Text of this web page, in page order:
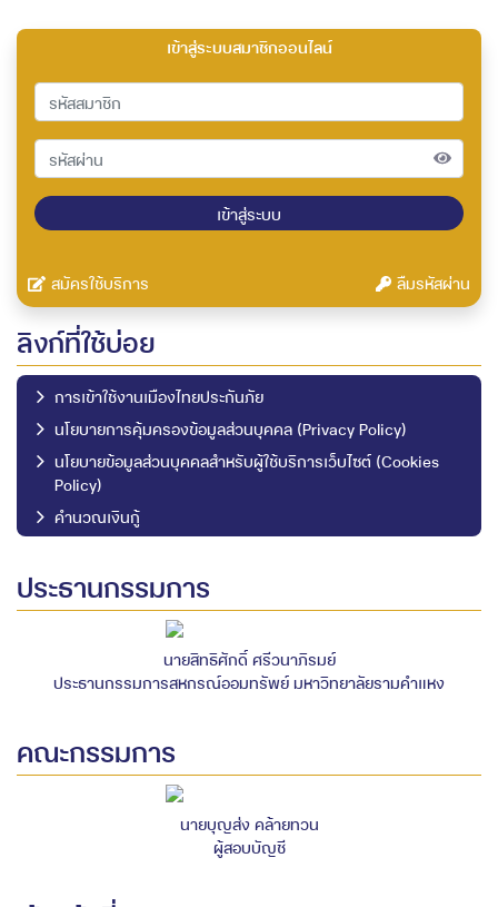
เข้าสู่ระบบสมาชิกออนไลน์
เข้าสู่ระบบ
สมัครใช้บริการ ลืมรหัสผ่าน
ลิงก์ที่ใช้บ่อย
การเข้าใช้งานเมืองไทยประกันภัย
นโยบายการคุ้มครองข้อมูลส่วนบุคคล (Privacy Policy)
นโยบายข้อมูลส่วนบุคคลสำหรับผู้ใช้บริการเว็บไซต์ (Cookies
Policy)
คำนวณเงินกู้
ประธานกรรมการ
นายสิทธิศักดิ์ ศรีวนาภิรมย์
ประธานกรรมการสหกรณ์ออมทรัพย์ มหาวิทยาลัยรามคำแหง
คณะกรรมการ
นายบุญส่ง คล้ายทวน
ผู้สอบบัญชี